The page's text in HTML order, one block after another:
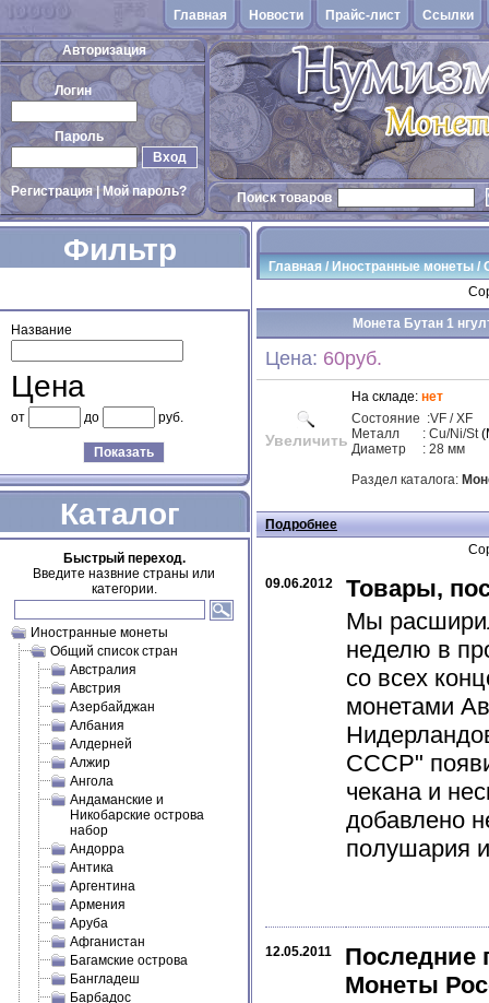
Главная Новости Прайс-лист Cсылки
Авторизация
Логин
Пароль
Вход
Регистрация|Мой пароль? Поиск товаров
Фильтр
Название
Цена
от до руб.
Показать
Каталог
Быстрый переход.
Введите назвние страны или
категории.
Иностранные монеты
Общий список стран
Австралия
Австрия
Азербайджан
Албания
Алдерней
Алжир
Ангола
Андаманские и
Никобарские острова
набор
Андорра
Антика
Аргентина
Армения
Аруба
Афганистан
Багамские острова
Бангладеш
Барбадос
Главная / Иностранные монеты/
Монета Бутан 1
Цена: 60руб.
Увеличить
На складе: нет
Состояние :VF / XF
Металл
: Cu/Ni/St
Диаметр : 28 мм
Раздел каталога:
Подробнее
09.06.2012
Товары,
Мы
неделю в
со всех
монетами
СССР"
чекана и
добавлено
полушария
12.05.2011
Последние
Монеты